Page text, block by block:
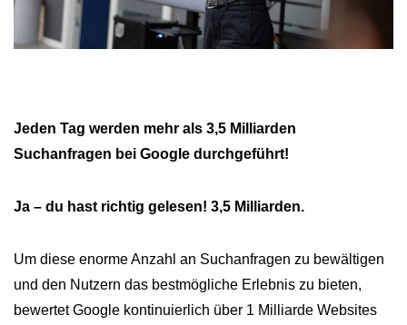
Jeden Tag werden mehr als 3,5 Milliarden
Suchanfragen bei Google durchgeführt!
Ja – du hast richtig gelesen! 3,5 Milliarden.
Um diese enorme Anzahl an Suchanfragen zu bewältigen
und den Nutzern das bestmögliche Erlebnis zu bieten,
bewertet Google kontinuierlich über 1 Milliarde Websites